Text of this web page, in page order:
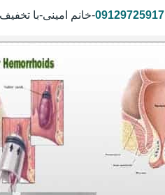
09129725917-خانم امینی-با